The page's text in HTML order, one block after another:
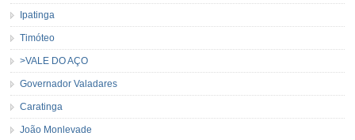
Ipatinga
Timóteo
>VALE DO AÇO
Governador Valadares
Caratinga
João Monlevade